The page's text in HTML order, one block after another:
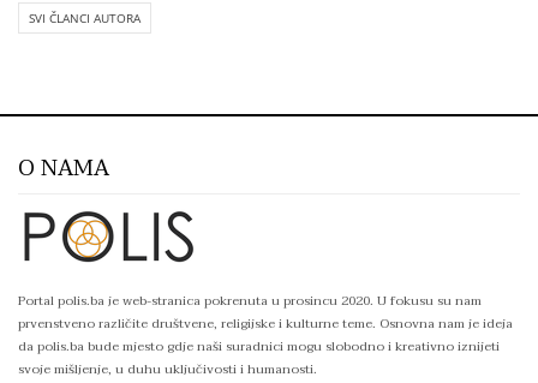
SVI ČLANCI AUTORA
O NAMA
Portal polis.ba je web-stranica pokrenuta u prosincu 2020. U fokusu su nam
prvenstveno različite društvene, religijske i kulturne teme. Osnovna nam je ideja
da polis.ba bude mjesto gdje naši suradnici mogu slobodno i kreativno iznijeti
svoje mišljenje, u duhu uključivosti i humanosti.